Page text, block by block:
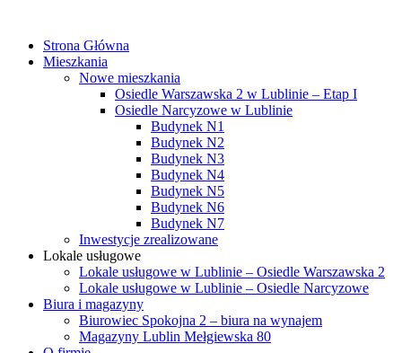
Strona Główna
Mieszkania
Nowe mieszkania
Osiedle Warszawska 2 w Lublinie – Etap I
Osiedle Narcyzowe w Lublinie
Budynek N1
Budynek N2
Budynek N3
Budynek N4
Budynek N5
Budynek N6
Budynek N7
Inwestycje zrealizowane
Lokale usługowe
Lokale usługowe w Lublinie – Osiedle Warszawska 2
Lokale usługowe w Lublinie – Osiedle Narcyzowe
Biura i magazyny
Biurowiec Spokojna 2 – biura na wynajem
Magazyny Lublin Mełgiewska 80